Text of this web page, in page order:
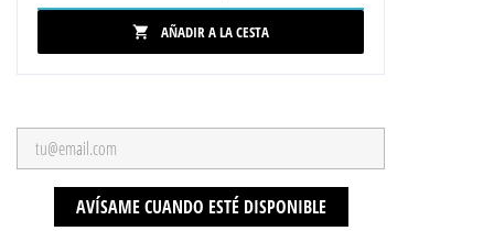
 AÑADIR A LA CESTA
AVÍSAME CUANDO ESTÉ DISPONIBLE